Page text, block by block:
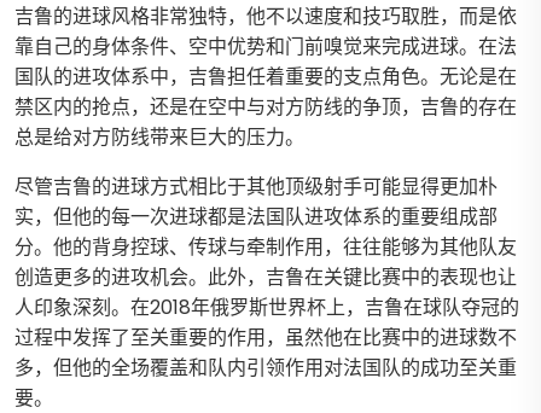
吉鲁的进球风格非常独特，他不以速度和技巧取胜，而是依
靠自己的身体条件、空中优势和门前嗅觉来完成进球。在法
国队的进攻体系中，吉鲁担任着重要的支点角色。无论是在
禁区内的抢点，还是在空中与对方防线的争顶，吉鲁的存在
总是给对方防线带来巨大的压力。
尽管吉鲁的进球方式相比于其他顶级射手可能显得更加朴
实，但他的每一次进球都是法国队进攻体系的重要组成部
分。他的背身控球、传球与牵制作用，往往能够为其他队友
创造更多的进攻机会。此外，吉鲁在关键比赛中的表现也让
人印象深刻。在2018年俄罗斯世界杯上，吉鲁在球队夺冠的
过程中发挥了至关重要的作用，虽然他在比赛中的进球数不
多，但他的全场覆盖和队内引领作用对法国队的成功至关重
要。